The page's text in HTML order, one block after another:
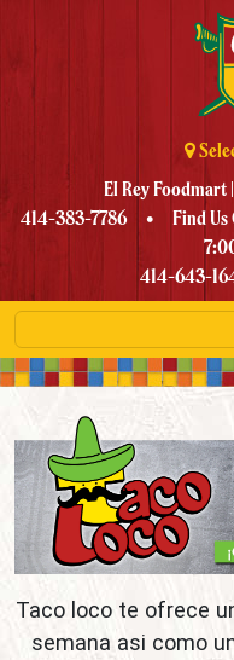
El Rey Foodmart
414-383-7786 •Find
414-643-
Taco loco te ofrece
semana asi como